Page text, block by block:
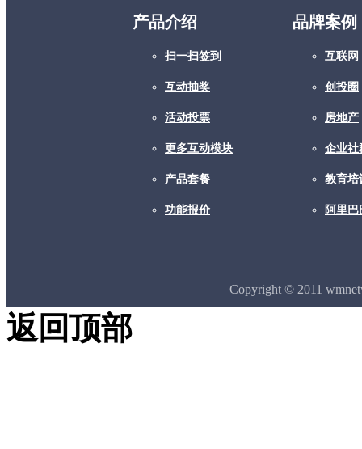
产品介绍
扫一扫签到
互动抽奖
活动投票
更多互动模块
产品套餐
功能报价
品牌案例
互联网
创投圈
房地产
企业社
教育培
阿里巴
Copyright © 2011
返回顶部